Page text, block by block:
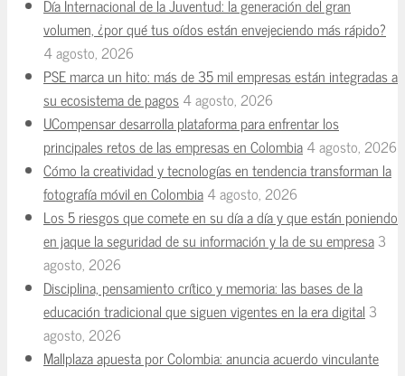
Día Internacional de la Juventud: la generación del gran
volumen, ¿por qué tus oídos están envejeciendo más rápido?
4 agosto, 2026
PSE marca un hito: más de 35 mil empresas están integradas a
su ecosistema de pagos4 agosto, 2026
UCompensar desarrolla plataforma para enfrentar los
principales retos de las empresas en Colombia4 agosto, 2026
Cómo la creatividad y tecnologías en tendencia transforman la
fotografía móvil en Colombia4 agosto, 2026
Los 5 riesgos que comete en su día a día y que están poniendo
en jaque la seguridad de su información y la de su empresa3
agosto, 2026
Disciplina, pensamiento crítico y memoria: las bases de la
educación tradicional que siguen vigentes en la era digital 3
agosto, 2026
Mallplaza apuesta por Colombia: anuncia acuerdo vinculante